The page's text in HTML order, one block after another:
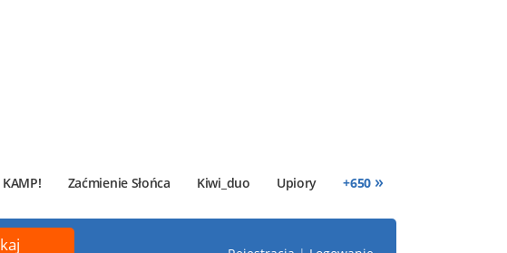
KAMP! Zaćmienie Słońca Kiwi_duo Upiory +650 »